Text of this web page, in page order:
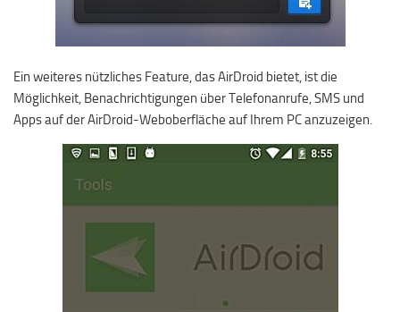
Ein weiteres nützliches Feature, das AirDroid bietet, ist die
Möglichkeit, Benachrichtigungen über Telefonanrufe, SMS und
Apps auf der AirDroid-Weboberfläche auf Ihrem PC anzuzeigen.